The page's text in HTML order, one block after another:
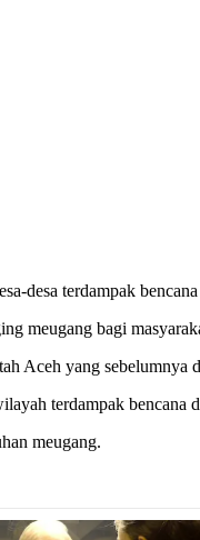
desa terdampak
meugang bagi
Aceh yang
terdampak bencana
meugang.